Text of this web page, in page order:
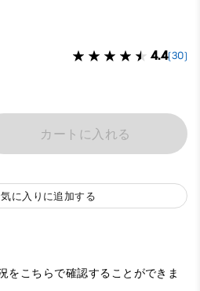
4.4(30)
カートに入れる
に入りに追加する
をこちらで確認することができま